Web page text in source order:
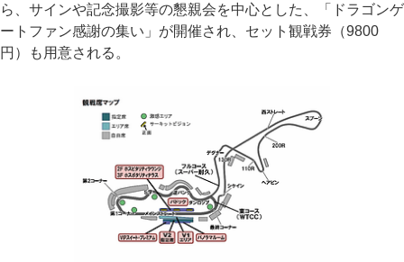
ら、サインや記念撮影等の懇親会を中心とした、「ドラゴンゲ
ートファン感謝の集い」が開催され、セット観戦券（9800
円）も用意される。